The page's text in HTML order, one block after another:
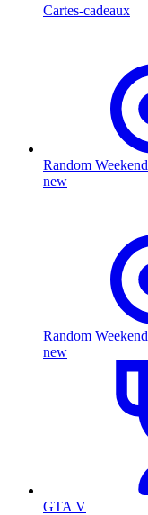
Cartes-cadeaux
Random Weekend
new
Random Weekend
new
GTA V